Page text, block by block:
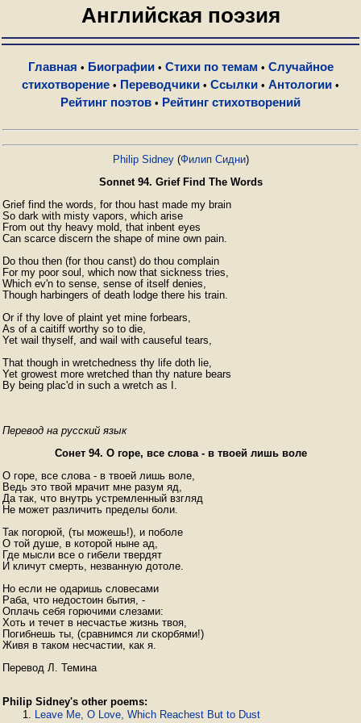
Английская поэзия
Главная • Биографии• Стихи по темам • Случайное
стихотворение • Переводчики • Ссылки • Антологии •
Рейтинг поэтов • Рейтинг стихотворений
Philip Sidney(Филип Сидни)
Sonnet 94. Grief Find The Words
Grief find the words, for thou hast made my brain
So dark with misty vapors, which arise
From out thy heavy mold, that inbent eyes
Can scarce discern the shape of mine own pain.
Do thou then (for thou canst) do thou complain
For my poor soul, which now that sickness tries,
Which ev'n to sense, sense of itself denies,
Though harbingers of death lodge there his train.
Or if thy love of plaint yet mine forbears,
As of a caitiff worthy so to die,
Yet wail thyself, and wail with causeful tears,
That though in wretchedness thy life doth lie,
Yet growest more wretched than thy nature bears
By being plac'd in such a wretch as I.
Перевод на русский язык
Сонет 94. О горе, все слова - в твоей лишь воле
О горе, все слова - в твоей лишь воле,
Ведь это твой мрачит мне разум яд,
Да так, что внутрь устремленный взгляд
Не может различить пределы боли.
Так погорюй, (ты можешь!), и поболе
О той душе, в которой ныне ад,
Где мысли все о гибели твердят
И кличут смерть, незванную дотоле.
Но если не одаришь словесами
Раба, что недостоин бытия, -
Оплачь себя горючими слезами:
Хоть и течет в несчастье жизнь твоя,
Погибнешь ты, (сравнимся ли скорбями!)
Живя в таком несчастии, как я.
Перевод Л. Темина
Philip Sidney's other poems:
Leave Me, O Love, Which Reachest But to Dust